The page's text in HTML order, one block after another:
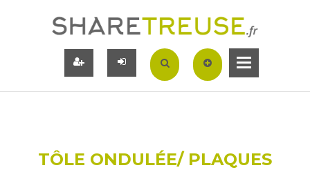
TÔLE ONDULÉE/ PLAQUES